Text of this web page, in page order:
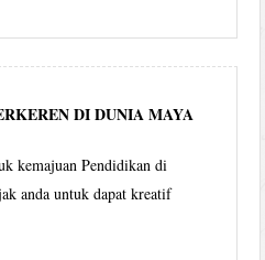
DI DUNIA MAYA
kemajuan Pendidikan di
anda untuk dapat kreatif